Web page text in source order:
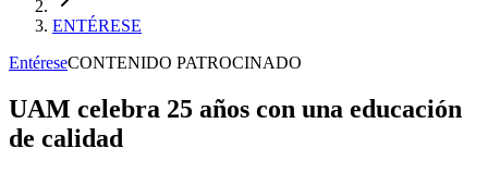
ENTÉRESE
EntéreseCONTENIDO PATROCINADO
UAM celebra 25 años con una educación
de calidad